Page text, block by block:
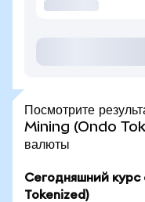
Посмотрите
Mining (Ondo
валюты
Сегодняшний курс
Tokenized)